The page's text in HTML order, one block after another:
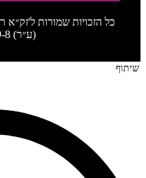
כל הזכויות שמורות ל'זק״א
(ע״ר) 58-029-579-8'
שיתוף